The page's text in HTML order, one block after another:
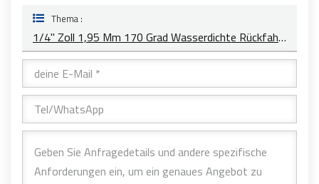
Thema :
1/4'' Zoll 1,95 Mm 170 Grad Wasserdichte Rückfahrlinse YT-5112P-C1